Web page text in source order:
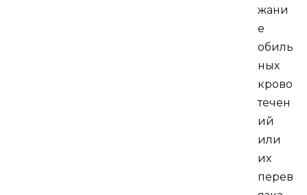
жани
е
обиль
ных
крово
течен
ий
или
их
перев